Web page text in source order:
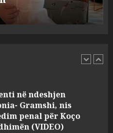
e UKT akuzon
të pajustifikuar
në ndeshjen
Gramshi, nis
penal për Koço
(VIDEO)